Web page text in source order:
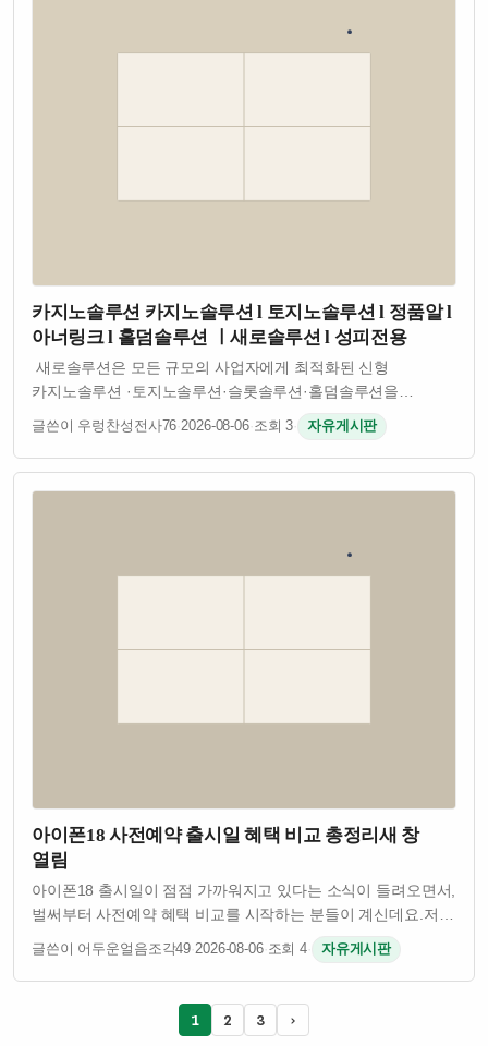
카지노솔루션 카지노솔루션 l 토지노솔루션 l 정품알 l
아너링크 l 홀덤솔루션 ㅣ새로솔루션 l 성피전용
새로솔루션은 모든 규모의 사업자에게 최적화된 신형
카지노솔루션 ·토지노솔루션·슬롯솔루션·홀덤솔루션을
제공합니다. 안정성·보안성·확장성을 기준으로 개발된
플랫폼으로 검증된 API와 정식 계약 밴더 기반의 서비스를
제공합니다. 자체개발 소스로 잡 오류없이 안정적인 솔…
글쓴이 우렁찬성전사76·2026-08-06·조회 3· 자유게시판
아이폰18 사전예약 출시일 혜택 비교 총정리새 창
열림
아이폰18 출시일이 점점 가까워지고 있다는 소식이 들려오면서,
벌써부터 사전예약 혜택 비교를 시작하는 분들이 계신데요.저도
매번 사전예약 때마다 혜택을 제대로 못 챙긴 적이 많아서,
이번엔 미리 정리해봤어요!1. 아이폰18 출시일 언제쯤?애플의
패턴을 보면 매년 9월 …
글쓴이 어두운얼음조각49·2026-08-06·조회 4· 자유게시판
1 2 3 ›